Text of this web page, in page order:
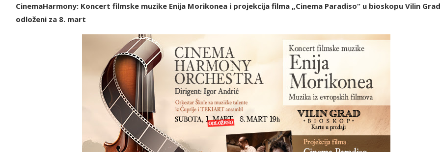
CinemaHarmony: Koncert filmske muzike Enija Morikonea i projekcija filma „Cinema Paradiso“ u bioskopu Vilin Grad
odloženi za 8. mart